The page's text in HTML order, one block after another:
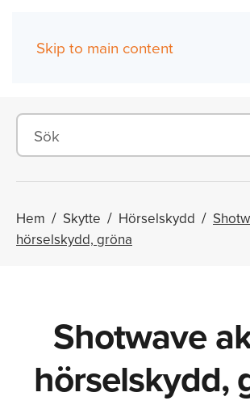
Skip to main content
Hem Skytte Hörselskydd
hörselskydd, gröna
Shotwave
hörselskydd,